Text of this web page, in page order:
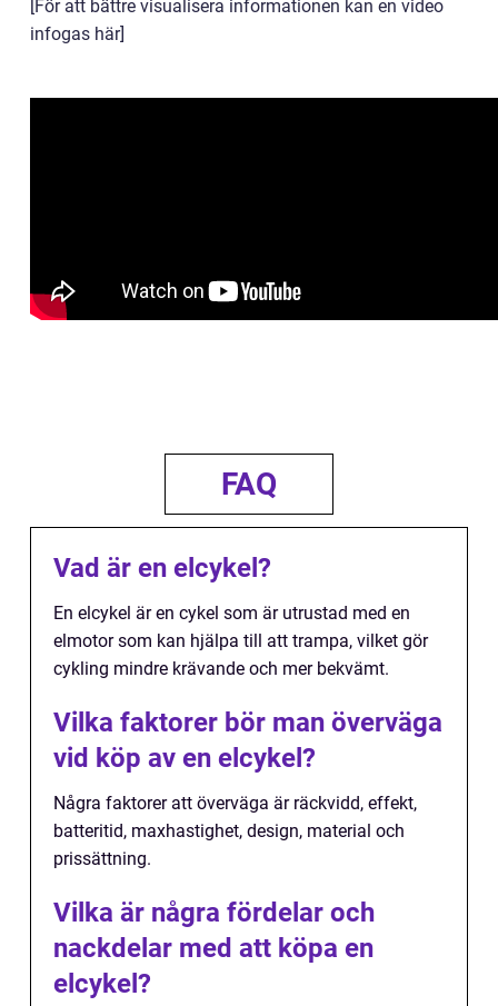
[För att bättre visualisera informationen kan en video
infogas här]
FAQ
Vad är en elcykel?
En elcykel är en cykel som är utrustad med en
elmotor som kan hjälpa till att trampa, vilket gör
cykling mindre krävande och mer bekvämt.
Vilka faktorer bör man överväga
vid köp av en elcykel?
Några faktorer att överväga är räckvidd, effekt,
batteritid, maxhastighet, design, material och
prissättning.
Vilka är några fördelar och
nackdelar med att köpa en
elcykel?